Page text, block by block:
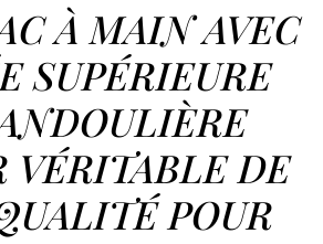
À MAIN AVEC
SUPÉRIEURE
VÉRITABLE DE
POUR